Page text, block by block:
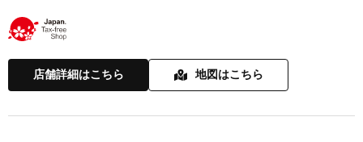
店舗詳細はこちら 地図はこちら